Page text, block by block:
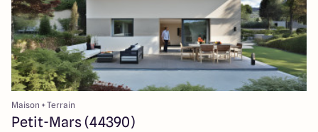
Maison + Terrain
Petit-Mars (44390)